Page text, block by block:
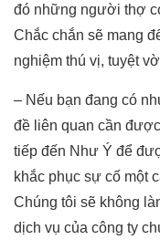
đó những người thợ
Chắc chắn sẽ mang
nghiệm thú vị, tuyệt
– Nếu bạn đang có
đề liên quan cần
tiếp đến Như Ý để
khắc phục sự cố một
Chúng tôi sẽ không
dịch vụ của công ty